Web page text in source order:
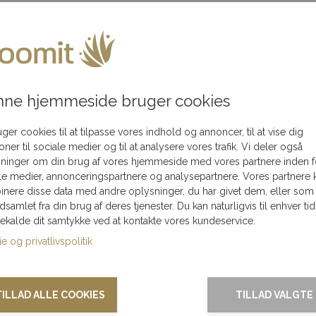
hjemmeside bruger cookies
cookies til at tilpasse vores indhold og annoncer, til at vise dig
til sociale medier og til at analysere vores trafik. Vi deler også
om din brug af vores hjemmeside med vores partnere inden
medier, annonceringspartnere og analysepartnere. Vores partnere
disse data med andre oplysninger, du har givet dem, eller
fra din brug af deres tjenester. Du kan naturligvis til enhver tid
dit samtykke ved at kontakte vores kundeservice.
og privatlivspolitik
ALLE COOKIES TILLAD VALGTE
gave til at sprede glæde og varme i julen. Denne unikke
dekorative juleelementer for at skabe et smukt og
kolleger og kan også bruges som en del af din egen
gør hver dekoration unik og mindeværdig.
en hyldest til julens magi og skønhed. Perfekt til
og lad den bringe elegance og varme til julens højtid.
fået en
rabat
anledning, som
med at finde den
rabat til dit svar.
Fødselsdag
Kærlighed
Kondolence